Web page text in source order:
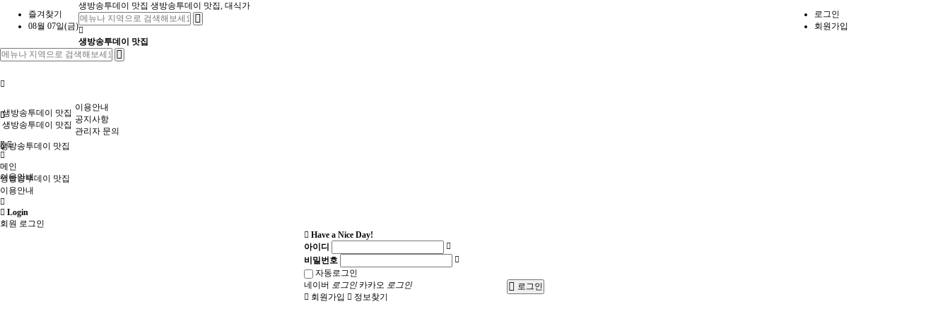
즐겨찾기
08월 07일(금)
로그인
회원가입
생방송투데이 맛집 생방송투데이 맛집, 대식가
생방송투데이 맛집
생방송투데이 맛집
이용안내
생방송투데이 맛집
생방송투데이 맛집
이용안내
공지사항
관리자 문의
메인
생방송투데이 맛집
이용안내
Login
회원 로그인
Have a Nice Day!
아이디
비밀번호
자동로그인
로그인
네이버 로그인 카카오 로그인
회원가입
정보찾기